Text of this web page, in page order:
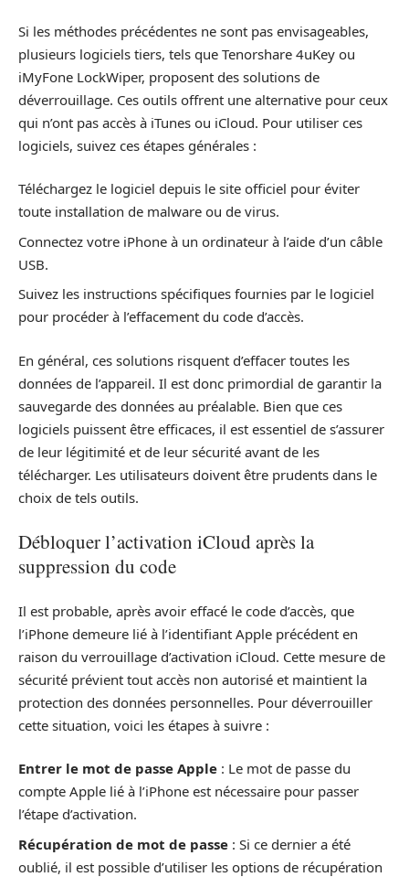
Si les méthodes précédentes ne sont pas envisageables,
plusieurs logiciels tiers, tels que Tenorshare 4uKey ou
iMyFone LockWiper, proposent des solutions de
déverrouillage. Ces outils offrent une alternative pour ceux
qui n’ont pas accès à iTunes ou iCloud. Pour utiliser ces
logiciels, suivez ces étapes générales :
Téléchargez le logiciel depuis le site officiel pour éviter
toute installation de malware ou de virus.
Connectez votre iPhone à un ordinateur à l’aide d’un câble
USB.
Suivez les instructions spécifiques fournies par le logiciel
pour procéder à l’effacement du code d’accès.
En général, ces solutions risquent d’effacer toutes les
données de l’appareil. Il est donc primordial de garantir la
sauvegarde des données au préalable. Bien que ces
logiciels puissent être efficaces, il est essentiel de s’assurer
de leur légitimité et de leur sécurité avant de les
télécharger. Les utilisateurs doivent être prudents dans le
choix de tels outils.
Débloquer l’activation iCloud après la
suppression du code
Il est probable, après avoir effacé le code d’accès, que
l’iPhone demeure lié à l’identifiant Apple précédent en
raison du verrouillage d’activation iCloud. Cette mesure de
sécurité prévient tout accès non autorisé et maintient la
protection des données personnelles. Pour déverrouiller
cette situation, voici les étapes à suivre :
Entrer le mot de passe Apple : Le mot de passe du
compte Apple lié à l’iPhone est nécessaire pour passer
l’étape d’activation.
Récupération de mot de passe : Si ce dernier a été
oublié, il est possible d’utiliser les options de récupération